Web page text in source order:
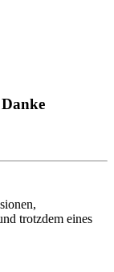
trotzdem eines